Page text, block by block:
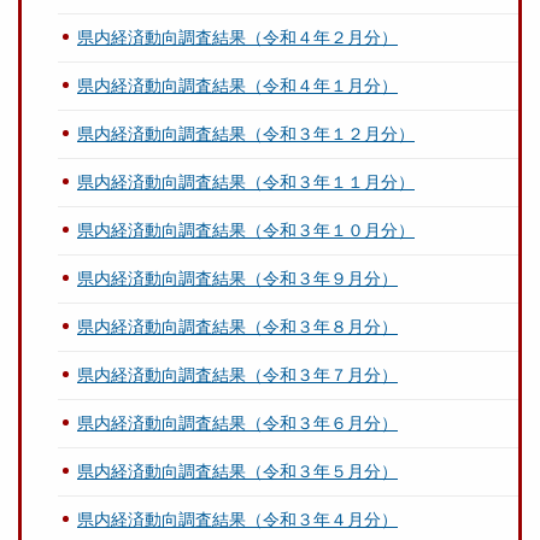
県内経済動向調査結果（令和４年２月分）
県内経済動向調査結果（令和４年１月分）
県内経済動向調査結果（令和３年１２月分）
県内経済動向調査結果（令和３年１１月分）
県内経済動向調査結果（令和３年１０月分）
県内経済動向調査結果（令和３年９月分）
県内経済動向調査結果（令和３年８月分）
県内経済動向調査結果（令和３年７月分）
県内経済動向調査結果（令和３年６月分）
県内経済動向調査結果（令和３年５月分）
県内経済動向調査結果（令和３年４月分）